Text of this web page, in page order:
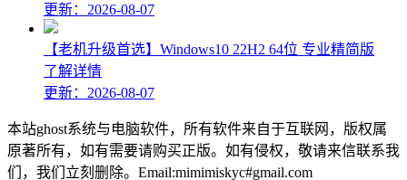
更新：2026-08-07
【老机升级首选】Windows10 22H2 64位 专业精简版
了解详情
更新：2026-08-07
本站ghost系统与电脑软件，所有软件来自于互联网，版权属
原著所有，如有需要请购买正版。如有侵权，敬请来信联系我
们，我们立刻删除。Email:mimimiskyc#gmail.com